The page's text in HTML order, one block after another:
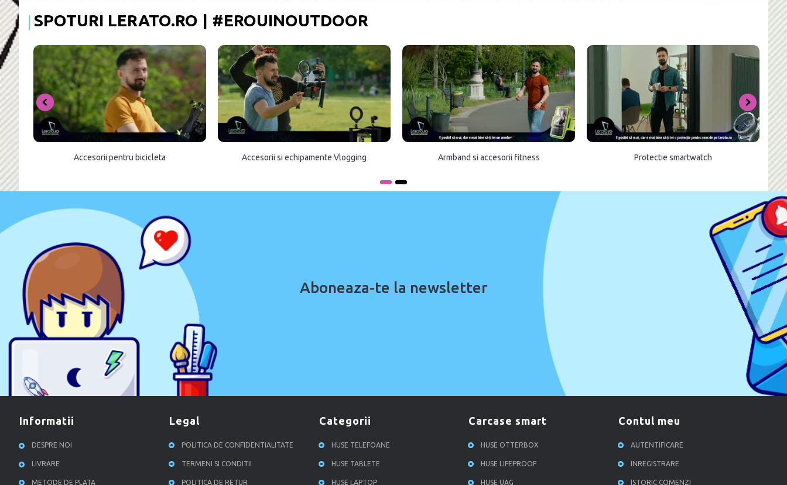
SPOTURI LERATO.RO | #EROUINOUTDOOR
Accesorii pentru bicicleta Accesorii si echipamente Vlogging Armband si accesorii fitness Protectie smartwatch
Aboneaza-te la newsletter
informatii
DESPRE NOI
LIVRARE
METODE DE PLATA
legal
POLITICA DE CONFIDENTIALITATE
TERMENI SI CONDITII
POLITICA DE RETUR
categorii
HUSE TELEFOANE
HUSE TABLETE
HUSE LAPTOP
carcase smart
HUSE OTTERBOX
HUSE LIFEPROOF
HUSE UAG
contul meu
AUTENTIFICARE
INREGISTRARE
ISTORIC COMENZI